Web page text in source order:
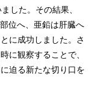
した。その結果、
位へ、亜鉛は肝臓へ
に成功しました。さ
に観察することで、
迫る新たな切り口を